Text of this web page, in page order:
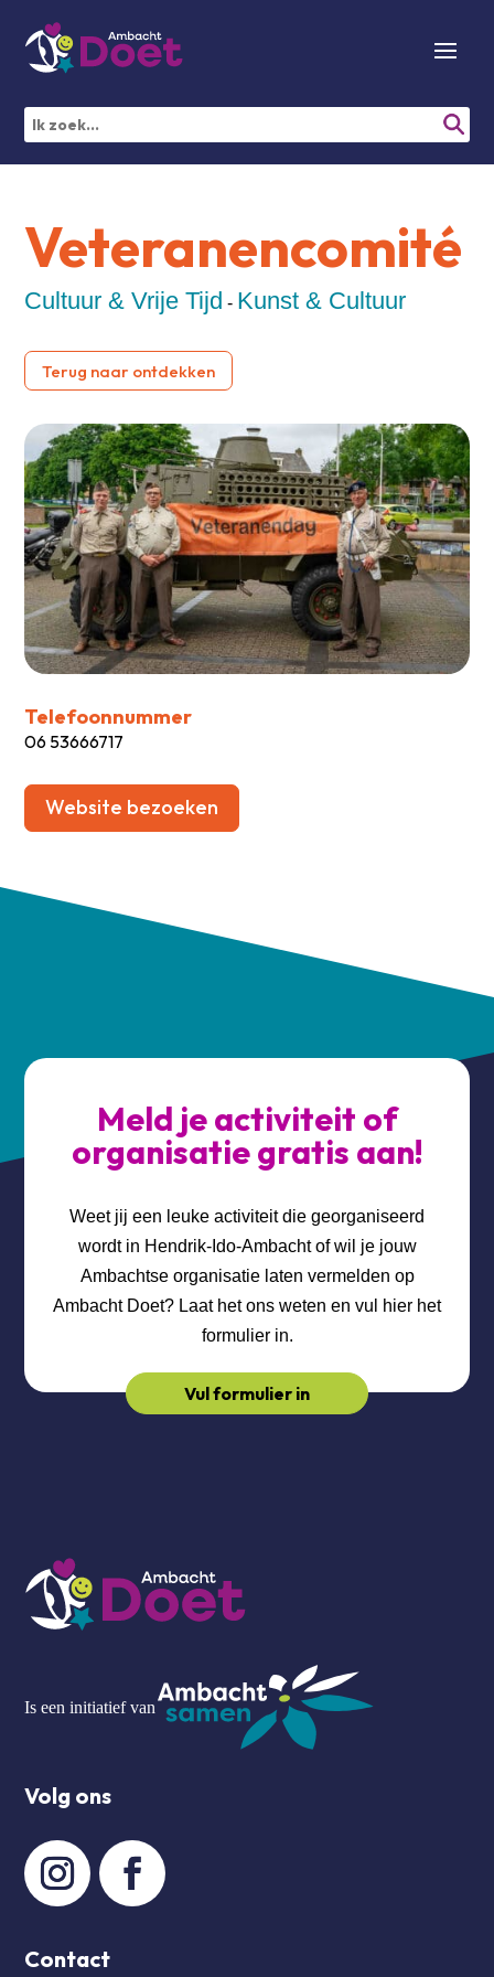
Veteranencomité
Cultuur & Vrije Tijd - Kunst & Cultuur
Terug naar ontdekken
Telefoonnummer
06 53666717
Website bezoeken
Meld je activiteit of
organisatie gratis aan!
Weet jij een leuke activiteit die georganiseerd
wordt in Hendrik-Ido-Ambacht of wil je jouw
Ambachtse organisatie laten vermelden op
Ambacht Doet? Laat het ons weten en vul hier het
formulier in.
Vul formulier in
Is een initiatief van
Volg ons
Contact